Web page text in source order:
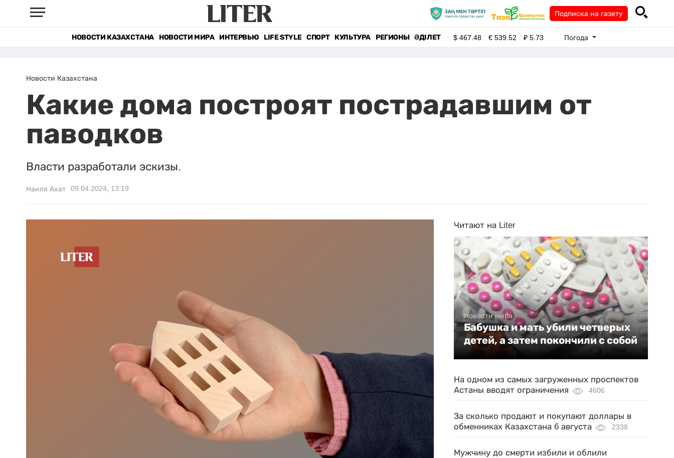
Подписка на газету
НОВОСТИ КАЗАХСТАНА НОВОСТИ МИРА ИНТЕРВЬЮ LIFE STYLE СПОРТ КУЛЬТУРА РЕГИОНЫ ӘДІЛЕТ $467.48 €539.52 ₽5.73 Погода
Новости Казахстана
Какие дома построят пострадавшим от
паводков
Власти разработали эскизы.
Наиля Ахат 09.04.2024, 13:19
Читают на Liter
Новости мира
Бабушка и мать убили четверых
детей, а затем покончили с собой
На одном из самых загруженных проспектов
Астаны вводят ограничения
4606
За сколько продают и покупают доллары в
обменниках Казахстана 6 августа
2338
Мужчину до смерти избили и облили